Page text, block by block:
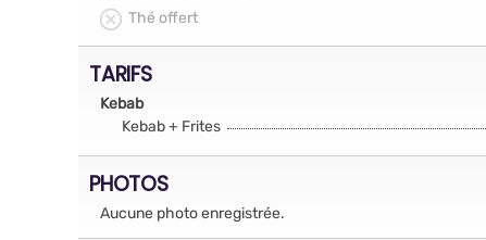
Thé offert
TARIFS
Kebab
Kebab + Frites
PHOTOS
Aucune photo enregistrée.